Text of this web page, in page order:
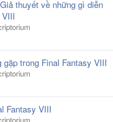
thuyết về những gì diễn
trong Final Fantasy VIII
Fantasy VIII